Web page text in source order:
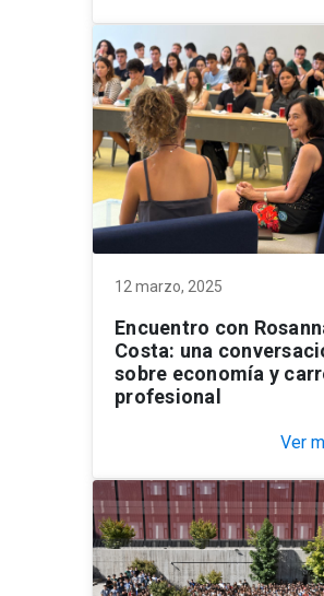
12 marzo, 2025
Encuentro con
Costa: una
sobre economía y
profesional
Ver